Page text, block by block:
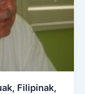
Filipinak,